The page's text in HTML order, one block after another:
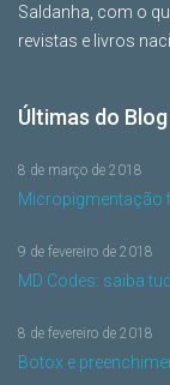
Saldanha, com o
revistas e livros
Últimas do Blog
Micropigmentação
8 de março de 2018
MD Codes: saiba
9 de fevereiro de 2018
Botox e
8 de fevereiro de 2018